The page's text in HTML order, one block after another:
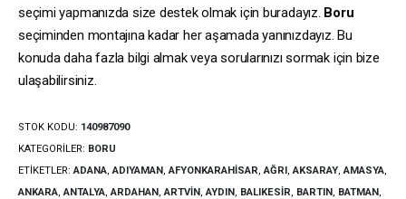
seçimi yapmanızda size destek olmak için buradayız. Boru
seçiminden montajına kadar her aşamada yanınızdayız. Bu
konuda daha fazla bilgi almak veya sorularınızı sormak için bize
ulaşabilirsiniz.
STOK KODU: 140987090
KATEGORILER: BORU
ETIKETLER:ADANA,ADIYAMAN,AFYONKARAHISAR,AĞRI,AKSARAY,AMASYA,
ANKARA,ANTALYA,ARDAHAN,ARTVIN,AYDIN, BALIKESIR, BARTIN, BATMAN,